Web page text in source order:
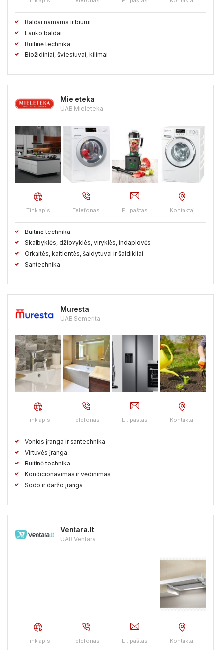
Baldai namams ir biurui
Lauko baldai
Buitinė technika
Biožidiniai, šviestuvai, kilimai
Mieleteka
UAB Mieleteka
Tinklapis Telefonas El. paštas Kontaktai
Buitinė technika
Skalbyklės, džiovyklės, viryklės, indaplovės
Orkaitės, kaitlentės, šaldytuvai ir šaldikliai
Santechnika
Muresta
UAB Semerita
Tinklapis Telefonas El. paštas Kontaktai
Vonios įranga ir santechnika
Virtuvės įranga
Buitinė technika
Kondicionavimas ir vėdinimas
Sodo ir daržo įranga
Ventara.lt
UAB Ventara
Tinklapis Telefonas El. paštas Kontaktai